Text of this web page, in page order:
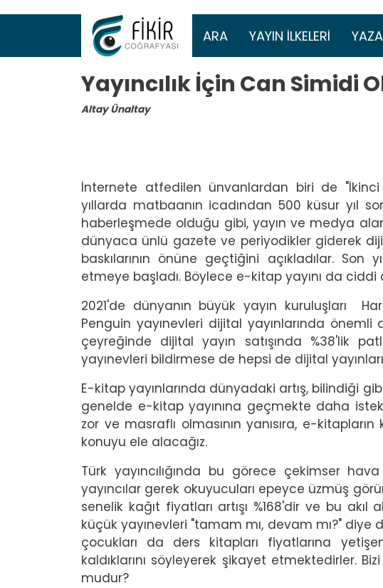
Ana gezinti menüsü
ARA YAYIN İLKELERI
Yayıncılık İçin Can Simidi
Altay Ünaltay
İnternete atfedilen ünvanlardan biri de
yıllarda matbaanın icadından 500 küsur yıl
haberleşmede olduğu gibi, yayın ve medya
dünyaca ünlü gazete ve periyodikler giderek
baskılarının önüne geçtiğini açıkladılar.
etmeye başladı. Böylece e-kitap yayını da ciddi
2021'de dünyanın büyük yayın kuruluşları
Penguin yayınevleri dijital yayınlarında önemli
çeyreğinde dijital yayın satışında %38'lik
yayınevleri bildirmese de hepsi de dijital
E-kitap yayınlarında dünyadaki artış, bilindiği
genelde e-kitap yayınına geçmekte daha
zor ve masraflı olmasının yanısıra, e-
konuyu ele alacağız.
Türk yayıncılığında bu görece çekimser
yayıncılar gerek okuyucuları epeyce üzmüş
senelik kağıt fiyatları artışı %168'dir ve bu akıl
küçük yayınevleri "tamam mı, devam mı?"
çocukları da ders kitapları fiyatlarına
kaldıklarını söyleyerek şikayet etmektedirler.
mudur?